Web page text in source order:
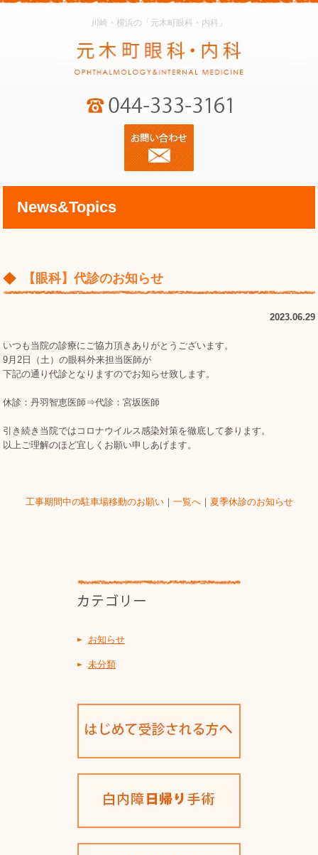
川崎・横浜の「元木町眼科・内科」
News&Topics
【眼科】代診のお知らせ
2023.06.29
いつも当院の診療にご協力頂きありがとうございます。
9月2日（土）の眼科外来担当医師が
下記の通り代診となりますのでお知らせ致します。
休診：丹羽智恵医師⇒代診：宮坂医師
引き続き当院ではコロナウイルス感染対策を徹底して参ります。
以上ご理解のほど宜しくお願い申しあげます。
工事期間中の駐車場移動のお願い｜ 一覧へ｜ 夏季休診のお知らせ
お知らせ
未分類